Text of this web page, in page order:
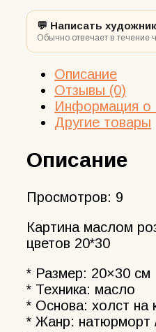
💬 Написать
Обычно отвечает в течение
Описание
Отзывы (0)
Информация о
Другие товары
Описание
Просмотров: 9
Картина маслом
цветов 20*30
* Размер: 20×30 см
* Техника: масло
* Основа: холст на
* Жанр: натюрморт